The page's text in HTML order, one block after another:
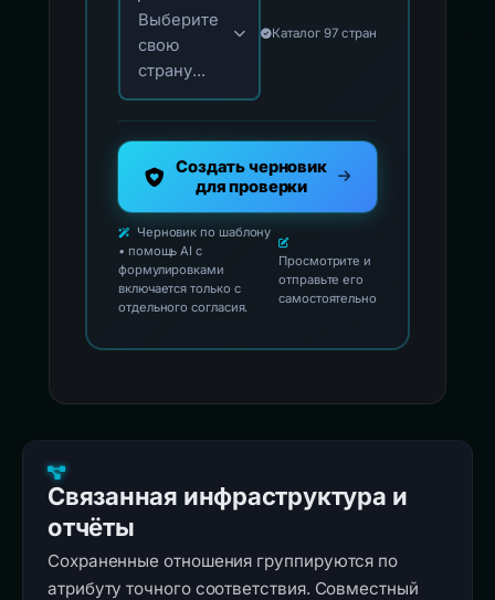
Выберите
свою
страну...
Каталог 97 стран
Создать черновик
для проверки
Черновик по шаблону
• помощь AI с
формулировками
включается только с
отдельного согласия.
Просмотрите и
отправьте его
самостоятельно
Связанная инфраструктура и
отчёты
Сохраненные отношения группируются по
атрибуту точного соответствия. Совместный